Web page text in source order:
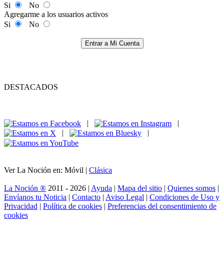
Si
No
Agregarme a los usuarios activos
Si
No
Entrar a Mi Cuenta
DESTACADOS
|
|
|
|
Ver La Noción en: Móvil | Clásica
La Noción ® 2011 - 2026 | Ayuda | Mapa del sitio | Quienes somos |
Envíanos tu Noticia | Contacto | Aviso Legal | Condiciones de Uso y
Privacidad | Política de cookies | Preferencias del consentimiento de
cookies